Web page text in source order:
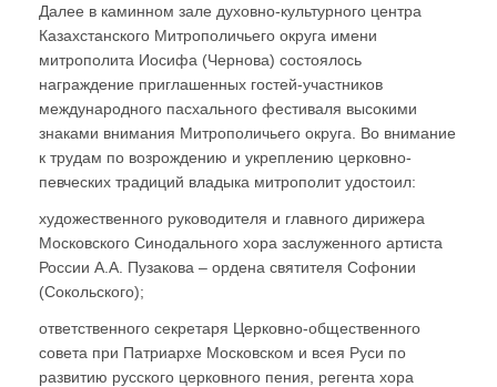
Далее в каминном зале духовно-культурного центра
Казахстанского Митрополичьего округа имени
митрополита Иосифа (Чернова) состоялось
награждение приглашенных гостей-участников
международного пасхального фестиваля высокими
знаками внимания Митрополичьего округа. Во внимание
к трудам по возрождению и укреплению церковно-
певческих традиций владыка митрополит удостоил:
художественного руководителя и главного дирижера
Московского Синодального хора заслуженного артиста
России А.А. Пузакова – ордена святителя Софонии
(Сокольского);
ответственного секретаря Церковно-общественного
совета при Патриархе Московском и всея Руси по
развитию русского церковного пения, регента хора